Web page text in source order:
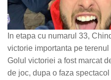
In etapa cu numarul 33,
victorie importanta pe
Golul victoriei a fost marcat
de joc, dupa o faza